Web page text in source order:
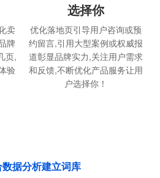
卖
牌
页,
验
选择你
优化落地页引导用户咨询或预
约留言,引用大型案例或权威报
道彰显品牌实力,关注用户需求
和反馈,不断优化产品服务让用
户选择你！
据分析建立词库